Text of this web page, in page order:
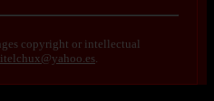
copyright or intellectual